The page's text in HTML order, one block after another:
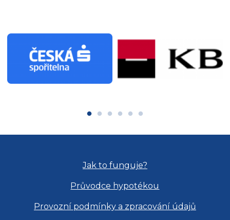
Jak to funguje?
Průvodce hypotékou
Provozní podmínky a zpracování údajů